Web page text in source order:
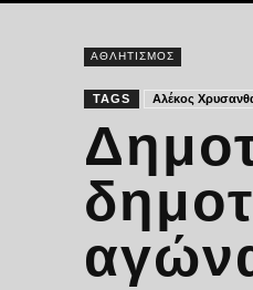
ΑΘΛΗΤΙΣΜΟΣ
TAGS Αλέκος